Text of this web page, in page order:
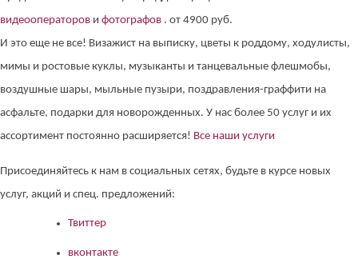
видеооператоров и фотографов . от 4900 руб.
И это еще не все! Визажист на выписку, цветы к роддому, ходулисты,
мимы и ростовые куклы, музыканты и танцевальные флешмобы,
воздушные шары, мыльные пузыри, поздравления-граффити на
асфальте, подарки для новорожденных. У нас более 50 услуг и их
ассортимент постоянно расширяется! Все наши услуги
Присоединяйтесь к нам в социальных сетях, будьте в курсе новых
услуг, акций и спец. предложений:
Твиттер
вконтакте